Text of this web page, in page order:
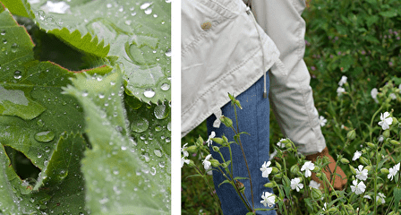
Exporter les lignes sélectionnées
Exporter toutes les colonnes
Exporter uniquement les colonnes affichées
Menu
Ajoutez un logo, un bouton, des réseaux sociaux
Cliquez pour éditer